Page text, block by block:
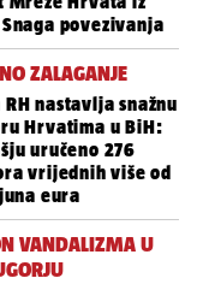
Snaga povezivanja
ZALAGANJE
RH nastavlja snažnu
Hrvatima u BiH:
uručeno 276
vrijednih više od
eura
VANDALIZMA U